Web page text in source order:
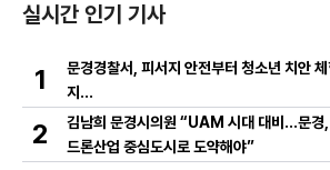
실시간 인기 기사
1
문경경찰서, 피서지 안전부터 청소년 치안
지…
2
김남희 문경시의원 “UAM 시대 대비…문경,
드론산업 중심도시로 도약해야”